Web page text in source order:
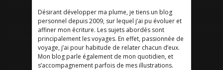
Désirant développer ma plume, je tiens un blog
personnel depuis 2009, sur lequel j’ai pu évoluer et
affiner mon écriture. Les sujets abordés sont
principalement les voyages. En effet, passionnée de
voyage, j’ai pour habitude de relater chacun d’eux.
Mon blog parle également de mon quotidien, et
s’accompagnement parfois de mes illustrations.